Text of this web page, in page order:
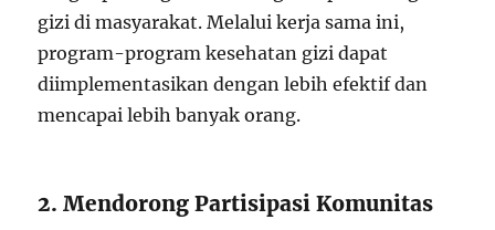
gizi di masyarakat. Melalui kerja sama ini,
program-program kesehatan gizi dapat
diimplementasikan dengan lebih efektif dan
mencapai lebih banyak orang.
2. Mendorong Partisipasi Komunitas